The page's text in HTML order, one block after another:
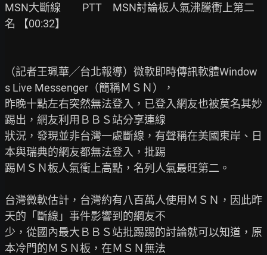
MSN大斷線　　PTT　MSN討論板人氣沸騰衝上第二
名 【00:32】
（記者王珮華╱台北報導）微軟即時傳訊軟體Window
s Live Messenger（簡稱ＭＳＮ），
昨晚十點左右突然無法登入，已登入網友也被莫名其妙
踢出，網友利用ＢＢＳ站分享連線
狀況，發現並非台灣一處斷線，有聲稱在美國東岸、日
本與瑞典的網友都無法登入，批踢
踢ＭＳＮ板人氣衝上高點，名列人氣最旺第二。
台灣微軟估計，台灣約有八百萬人使用ＭＳＮ，因此昨
天的「斷線」事件影響到的網友不
少，從國內最大ＢＢＳ站批踢踢的討論就可以知道，原
本冷門的ＭＳＮ板，在ＭＳＮ無法